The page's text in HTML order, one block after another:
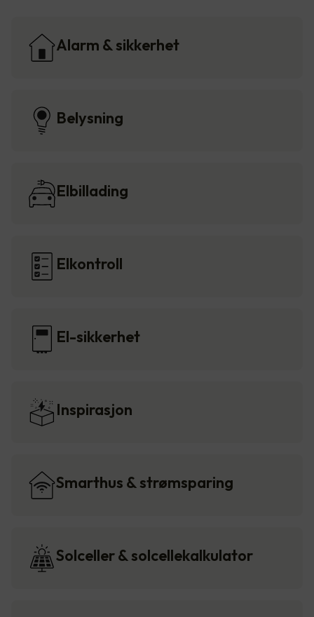
Alarm & sikkerhet
Belysning
Elbillading
Elkontroll
El-sikkerhet
Inspirasjon
Smarthus & strømsparing
Solceller & solcellekalkulator